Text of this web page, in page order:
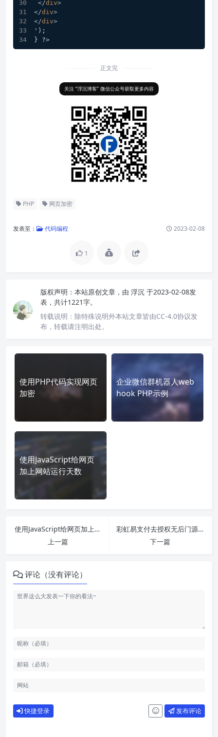
</div>
</div>
</div>
');
} ?>
正文完
关注 “浮沉博客” 微信公众号获取更多内容
PHP 网页加密
发表至： 代码编程 2023-02-08
1
版权声明： 本站原创文章，由 浮沉 于2023-02-08发
表，共计1221字。
转载说明： 除特殊说明外本站文章皆由CC-4.0协议发
布，转载请注明出处。
使用PHP代码实现网页
加密
企业微信群机器人web
hook PHP示例
使用JavaScript给网页
加上网站运行天数
使用JavaScript给网页加上网站运行天数
上一篇
彩虹易支付去授权无后门源码
下一篇
评论（没有评论）
快捷登录 发布评论